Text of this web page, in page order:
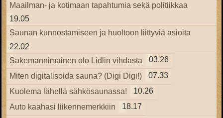
Maailman- ja kotimaan tapahtumia sekä politiikkaa
19.05
Saunan kunnostamiseen ja huoltoon liittyviä asioita
22.02
Sakemannimainen olo Lidlin vihdasta
03.26
Miten digitalisoida sauna? (Digi Digi!)
07.33
Kuolema lähellä sähkösaunassa!
10.26
Auto kaahasi liikennemerkkiin
18.17